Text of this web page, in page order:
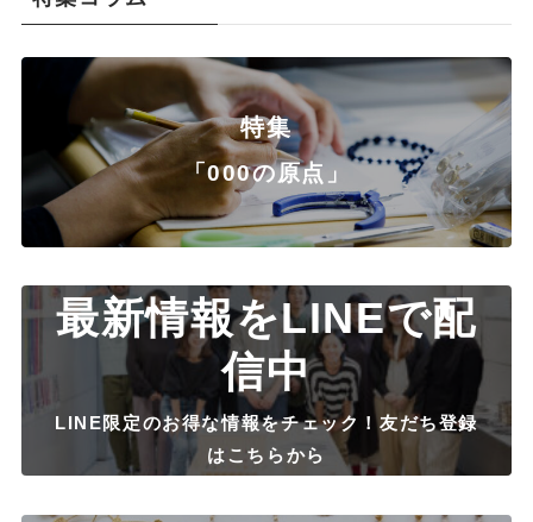
特集
「000の原点」
最新情報をLINEで配
信中
LINE限定のお得な情報をチェック！友だち登録
はこちらから